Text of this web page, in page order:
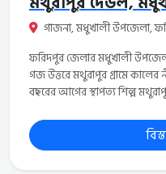
গাজনা, মধুখালী উপজেলা,
ফরিদপুর জেলার মধুখালী উপজেলায় অবস্থিত
গজ উত্তরে মথুরাপুর গ্রামে কালের নীরব স্বাক্ষী হয়ে
বছরের আগের স্থাপত্য শিল্প মথুরাপুর দেউল। মধুরাপুর
একটি রেখা প্রকৃতির দেউল। মথুরাপুর দেউলটি
উপজেলার গাজনা ইউনিয়নে অবস্থিত।